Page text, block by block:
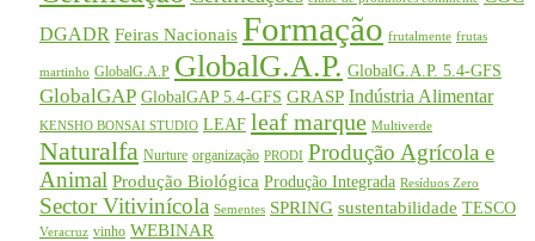
DGADR Feiras Nacionais Formação frutalmente frutas
martinho GlobalG.A.P GlobalG.A.P. GlobalG.A.P. 5.4-GFS
GlobalGAP GlobalGAP 5.4-GFS GRASP Indústria Alimentar
KENSHO BONSAI STUDIO LEAF leaf marque Multiverde
Naturalfa Nurture organização PRODI Produção Agrícola e
Animal Produção Biológica Produção Integrada Resíduos Zero
Sector Vitivinícola Sementes SPRING sustentabilidade TESCO
Veracruz vinho WEBINAR